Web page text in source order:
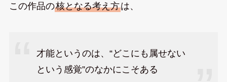
この作品の核となる考え方は、
才能というのは、“どこにも属せない
という感覚”のなかにこそある